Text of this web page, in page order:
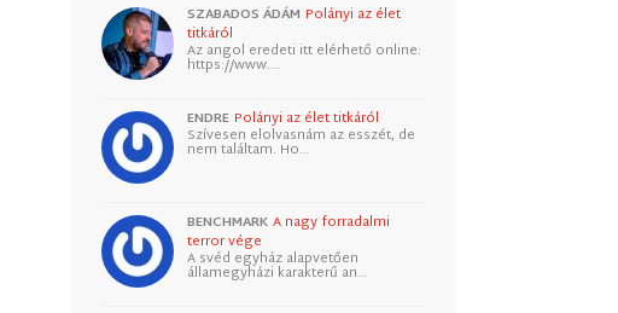
SZABADOS ÁDÁM Polányi az élet
titkáról
Az angol eredeti itt elérhető online:
https://www.…
ENDRE Polányi az élet titkáról
Szívesen elolvasnám az esszét, de
nem találtam. Ho…
BENCHMARK A nagy forradalmi
terror vége
A svéd egyház alapvetően
államegyházi karakterű an…